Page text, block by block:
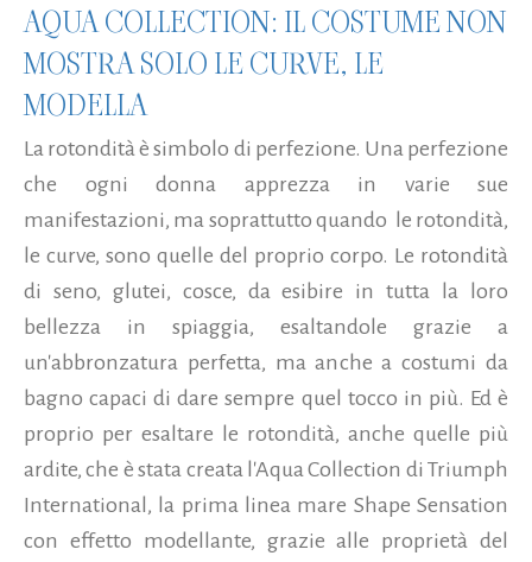
AQUA COLLECTION: IL COSTUME NON
MOSTRA SOLO LE CURVE, LE
MODELLA
La rotondità è simbolo di perfezione. Una perfezione
che ogni donna apprezza in varie sue
manifestazioni, ma soprattutto quando le rotondità,
le curve, sono quelle del proprio corpo. Le rotondità
di seno, glutei, cosce, da esibire in tutta la loro
bellezza in spiaggia, esaltandole grazie a
un'abbronzatura perfetta, ma anche a costumi da
bagno capaci di dare sempre quel tocco in più. Ed è
proprio per esaltare le rotondità, anche quelle più
ardite, che è stata creata l'Aqua Collection di Triumph
International, la prima linea mare Shape Sensation
con effetto modellante, grazie alle proprietà del